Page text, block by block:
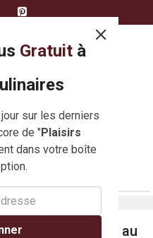
et feta, sauce au
Gratuit à
sur les derniers
de "Plaisirs
dans votre boîte